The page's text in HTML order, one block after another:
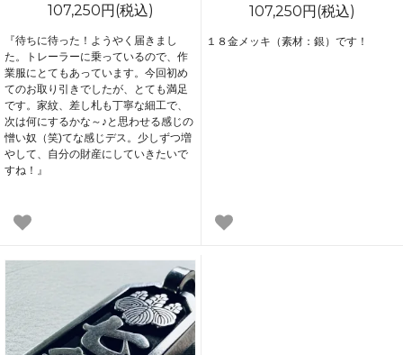
107,250円(税込)
『待ちに待った！ようやく届きまし
た。トレーラーに乗っているので、作
業服にとてもあっています。今回初め
てのお取り引きでしたが、とても満足
です。家紋、差し札も丁寧な細工で、
次は何にするかな～♪と思わせる感じの
憎い奴（笑)てな感じデス。少しずつ増
やして、自分の財産にしていきたいで
すね！』
107,250円(税込)
１８金メッキ（素材：銀）です！